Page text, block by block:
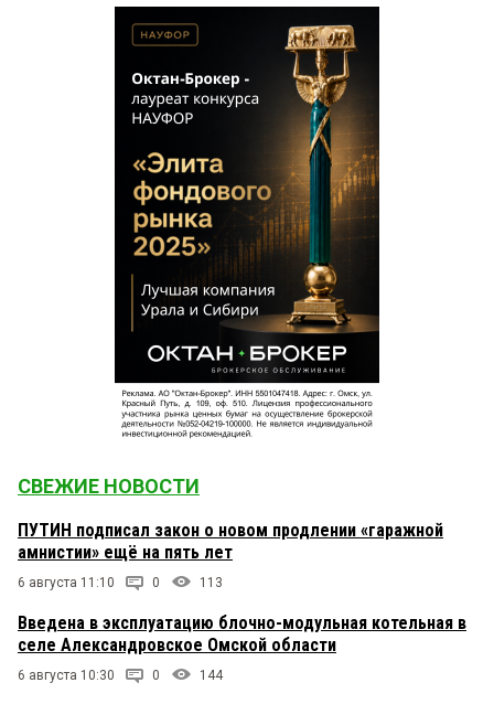
СВЕЖИЕ НОВОСТИ
ПУТИН подписал закон о новом продлении «гаражной
амнистии» ещё на пять лет
6 августа 11:10 0 113
Введена в эксплуатацию блочно-модульная котельная в
селе Александровское Омской области
6 августа 10:30 0 144